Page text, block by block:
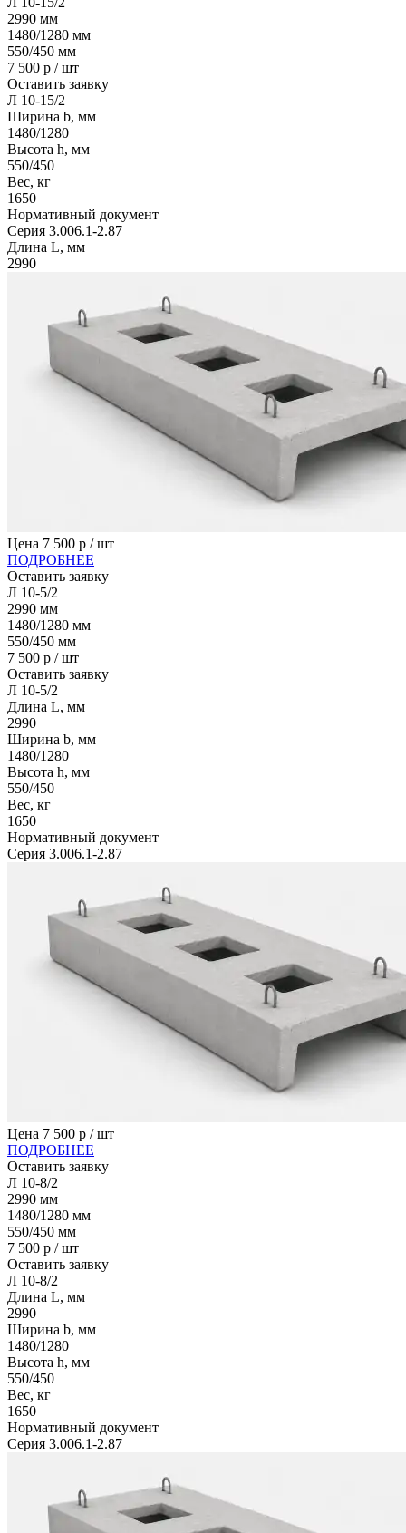
2990 мм
1480/1280 мм
550/450 мм
7 500 р / шт
Оставить заявку
Л 10-15/2
Ширина b, мм
1480/1280
Высота h, мм
550/450
Вес, кг
1650
Нормативный документ
Серия 3.006.1-2.87
Длина L, мм
2990
Цена 7 500 р / шт
ПОДРОБНЕЕ
Оставить заявку
Л 10-5/2
2990 мм
1480/1280 мм
550/450 мм
7 500 р / шт
Оставить заявку
Л 10-5/2
Длина L, мм
2990
Ширина b, мм
1480/1280
Высота h, мм
550/450
Вес, кг
1650
Нормативный документ
Серия 3.006.1-2.87
Цена 7 500 р / шт
ПОДРОБНЕЕ
Оставить заявку
Л 10-8/2
2990 мм
1480/1280 мм
550/450 мм
7 500 р / шт
Оставить заявку
Л 10-8/2
Длина L, мм
2990
Ширина b, мм
1480/1280
Высота h, мм
550/450
Вес, кг
1650
Нормативный документ
Серия 3.006.1-2.87